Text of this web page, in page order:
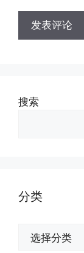
搜索
分类